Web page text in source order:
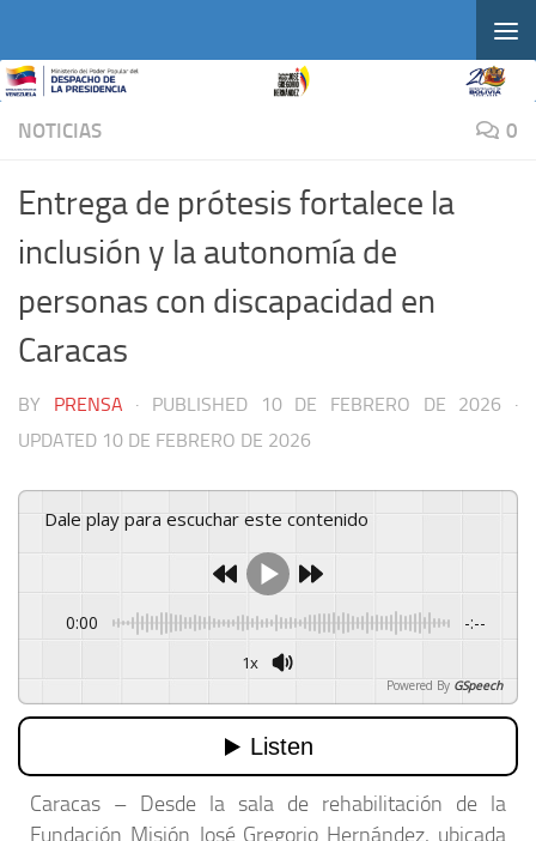
NOTICIAS 0
Entrega de prótesis fortalece la
inclusión y la autonomía de
personas con discapacidad en
Caracas
BY PRENSA · PUBLISHED 10 DE FEBRERO DE 2026 ·
UPDATED 10 DE FEBRERO DE 2026
Dale play para escuchar este contenido
0:00 -:--
1x
Powered By GSpeech
Caracas – Desde la sala de rehabilitación de la
Fundación Misión José Gregorio Hernández, ubicada